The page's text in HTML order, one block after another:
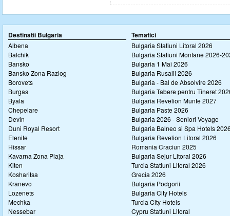
Destinatii Bulgaria
Albena
Balchik
Bansko
Bansko Zona Razlog
Borovets
Burgas
Byala
Chepelare
Devin
Duni Royal Resort
Elenite
Hissar
Kavarna Zona Plaja
Kiten
Kosharitsa
Kranevo
Lozenets
Mechka
Nessebar
Tematici
Bulgaria Statiuni Litoral 2026
Bulgaria Statiuni Montane 2026-
Bulgaria 1 Mai 2026
Bulgaria Rusalii 2026
Bulgaria - Bal de Absolvire 2026
Bulgaria Tabere pentru Tineret
Bulgaria Revelion Munte 2027
Bulgaria Paste 2026
Bulgaria 2026 - Seniori Voyage
Bulgaria Balneo si Spa Hotels
Bulgaria Revelion Litoral 2026
Romania Craciun 2025
Bulgaria Sejur Litoral 2026
Turcia Statiuni Litoral 2026
Grecia 2026
Bulgaria Podgorii
Bulgaria City Hotels
Turcia City Hotels
Cypru Statiuni Litoral